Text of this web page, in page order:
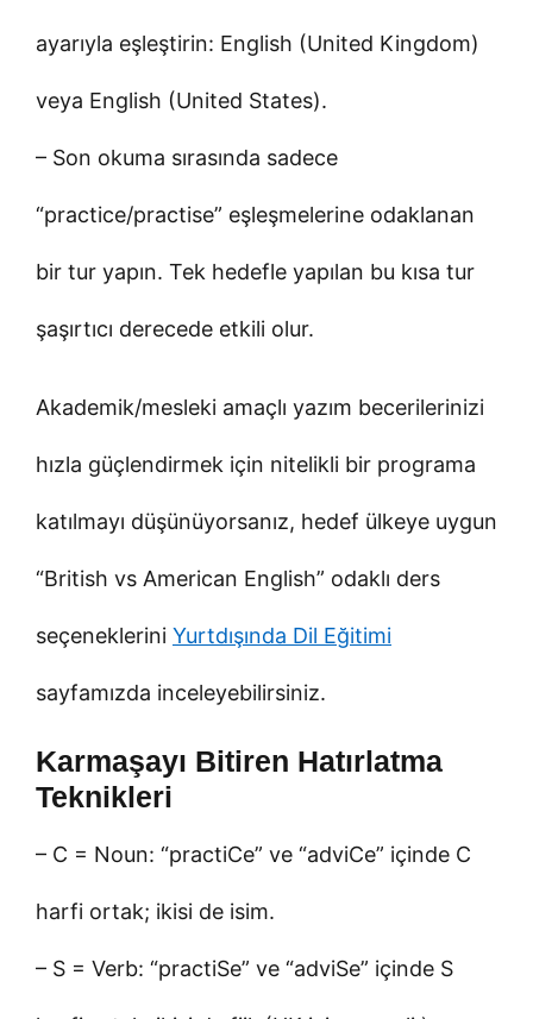
ayarıyla eşleştirin: English (United Kingdom)
veya English (United States).
– Son okuma sırasında sadece
“practice/practise” eşleşmelerine odaklanan
bir tur yapın. Tek hedefle yapılan bu kısa tur
şaşırtıcı derecede etkili olur.
Akademik/mesleki amaçlı yazım becerilerinizi
hızla güçlendirmek için nitelikli bir programa
katılmayı düşünüyorsanız, hedef ülkeye uygun
“British vs American English” odaklı ders
seçeneklerini Yurtdışında Dil Eğitimi
sayfamızda inceleyebilirsiniz.
Karmaşayı Bitiren Hatırlatma
Teknikleri
– C = Noun: “practiCe” ve “adviCe” içinde C
harfi ortak; ikisi de isim.
– S = Verb: “practiSe” ve “adviSe” içinde S